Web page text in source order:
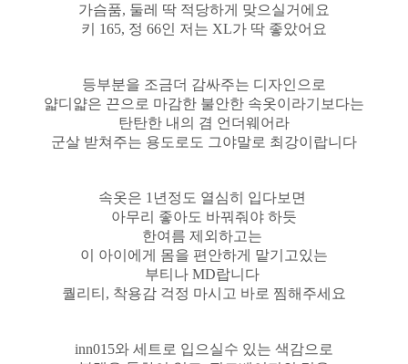
가슴품, 둘레 딱 적당하게 맞으실거에요
키 165, 정 66인 저는 XL가 딱 좋았어요
등부분을 조금더 감싸주는 디자인으로
얇디얇은 끈으로 마감한 불안한 속옷이라기보다는
탄탄한 내의 겸 언더웨어라
군살 받쳐주는 용도로도 그야말로 최강이랍니다
속옷은 1년정도 열심히 입다보면
아무리 좋아도 바꿔줘야 하듯
한여름 제외하고는
이 아이에게 몸을 편안하게 맡기고있는
부티나 MD랍니다
퀄리티, 착용감 걱정 마시고 바로 찜해주세요
inn015와 세트로 입으실수 있는 색감으로